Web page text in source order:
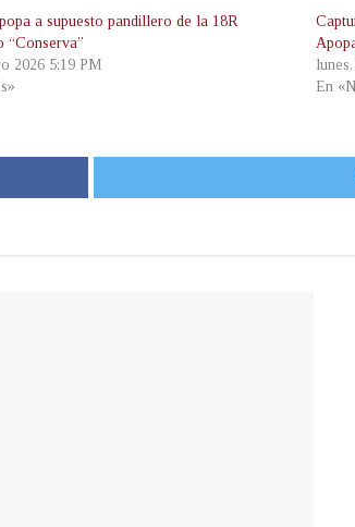
a supuesto pandillero de la 18R
“Conserva”
2026 5:19 PM
En